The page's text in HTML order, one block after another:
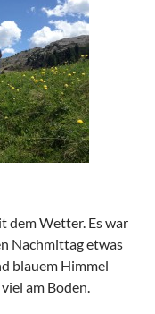
dem Wetter. Es war
Nachmittag etwas
blauem Himmel
am Boden.